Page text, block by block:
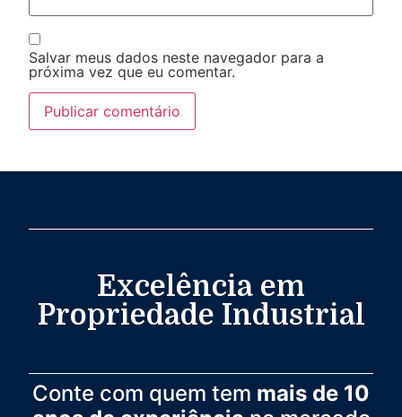
Salvar meus dados neste navegador para a
próxima vez que eu comentar.
Excelência em
Propriedade Industrial
Conte com quem tem mais de 10